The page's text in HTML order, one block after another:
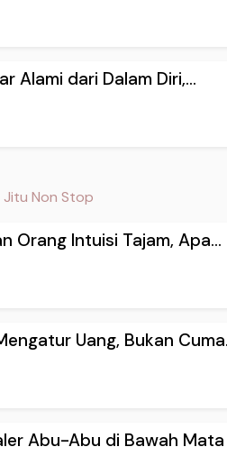
Alami dari Dalam Diri,...
Non Stop
Orang Intuisi Tajam, Apa...
Uang, Bukan
Abu-Abu di Bawah Mata